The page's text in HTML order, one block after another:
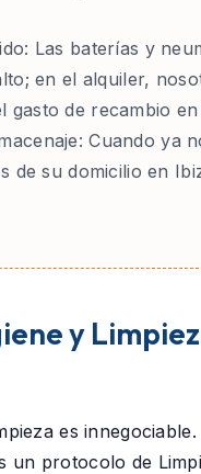
Las baterías y
en el alquiler,
gasto de recambio
Cuando ya
de su domicilio en
y
es
un protocolo de